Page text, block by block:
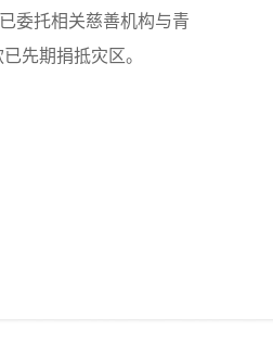
委托相关慈善机构与青
先期捐抵灾区。